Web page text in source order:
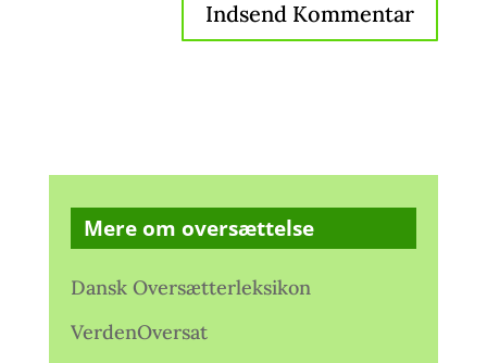
Mere om oversættelse
Dansk Oversætterleksikon
VerdenOversat